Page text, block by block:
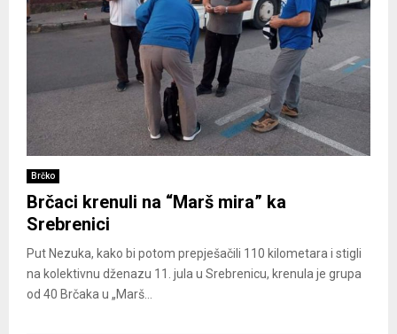
Brčko
Brčaci krenuli na “Marš mira” ka
Srebrenici
Put Nezuka, kako bi potom prepješačili 110 kilometara i stigli
na kolektivnu dženazu 11. jula u Srebrenicu, krenula je grupa
od 40 Brčaka u „Marš...